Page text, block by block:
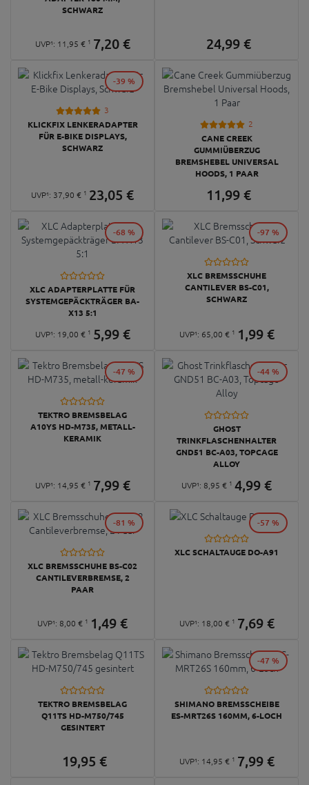
SCHWARZ
UVP¹: 11, 95 € 1 7,20 € 24,99€
3
KLICKFIX LENKERADAPTER
FÜR E-BIKE DISPLAYS,
SCHWARZ
UVP¹: 37, 90 € 1 23,05 €
-39 %
2
CANE CREEK
GUMMIÜBERZUG
BREMSHEBEL UNIVERSAL
HOODS, 1 PAAR
11,99€
XLC ADAPTERPLATTE FÜR
SYSTEMGEPÄCKTRÄGER BA-
X13 5:1
UVP¹: 19, 00 € 1 5,99 €
-68 %
XLC BREMSSCHUHE
CANTILEVER BS-C01,
SCHWARZ
UVP¹: 65, 00 € 1 1,99 €
-97 %
TEKTRO BREMSBELAG
A10YS HD-M735, METALL-
KERAMIK
UVP¹: 14, 95 € 1 7,99 €
-47 %
GHOST
TRINKFLASCHENHALTER
GND51 BC-A03, TOPCAGE
ALLOY
UVP¹: 8, 95 € 1 4,99€
-44 %
XLC BREMSSCHUHE BS-C02
CANTILEVERBREMSE, 2
PAAR
UVP¹: 8, 00 € 1 1,49€
-81 %
XLC SCHALTAUGE DO-A91
UVP¹: 18, 00 € 1 7,69 €
-57 %
TEKTRO BREMSBELAG
Q11TS HD-M750/745
GESINTERT
19,95 €
SHIMANO BREMSSCHEIBE
ES-MRT26S 160MM, 6-LOCH
UVP¹: 14, 95 € 1 7,99 €
-47 %